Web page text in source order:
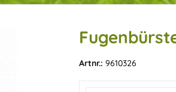
Artnr.: 9610326